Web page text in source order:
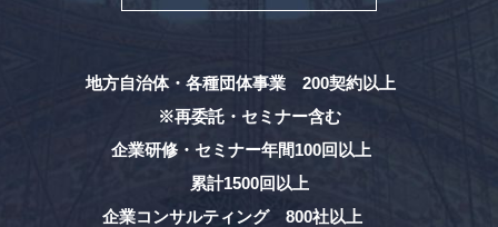
地方自治体・各種団体事業 200契約以上
※再委託・セミナー含む
企業研修・セミナー年間100回以上
累計1500回以上
企業コンサルティング 800社以上